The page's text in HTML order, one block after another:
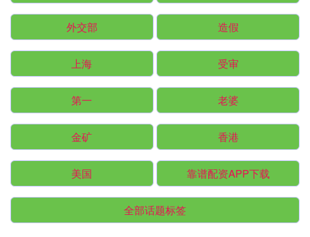
外交部 造假
上海 受审
第一 老婆
金矿 香港
美国 靠谱配资APP下载
全部话题标签